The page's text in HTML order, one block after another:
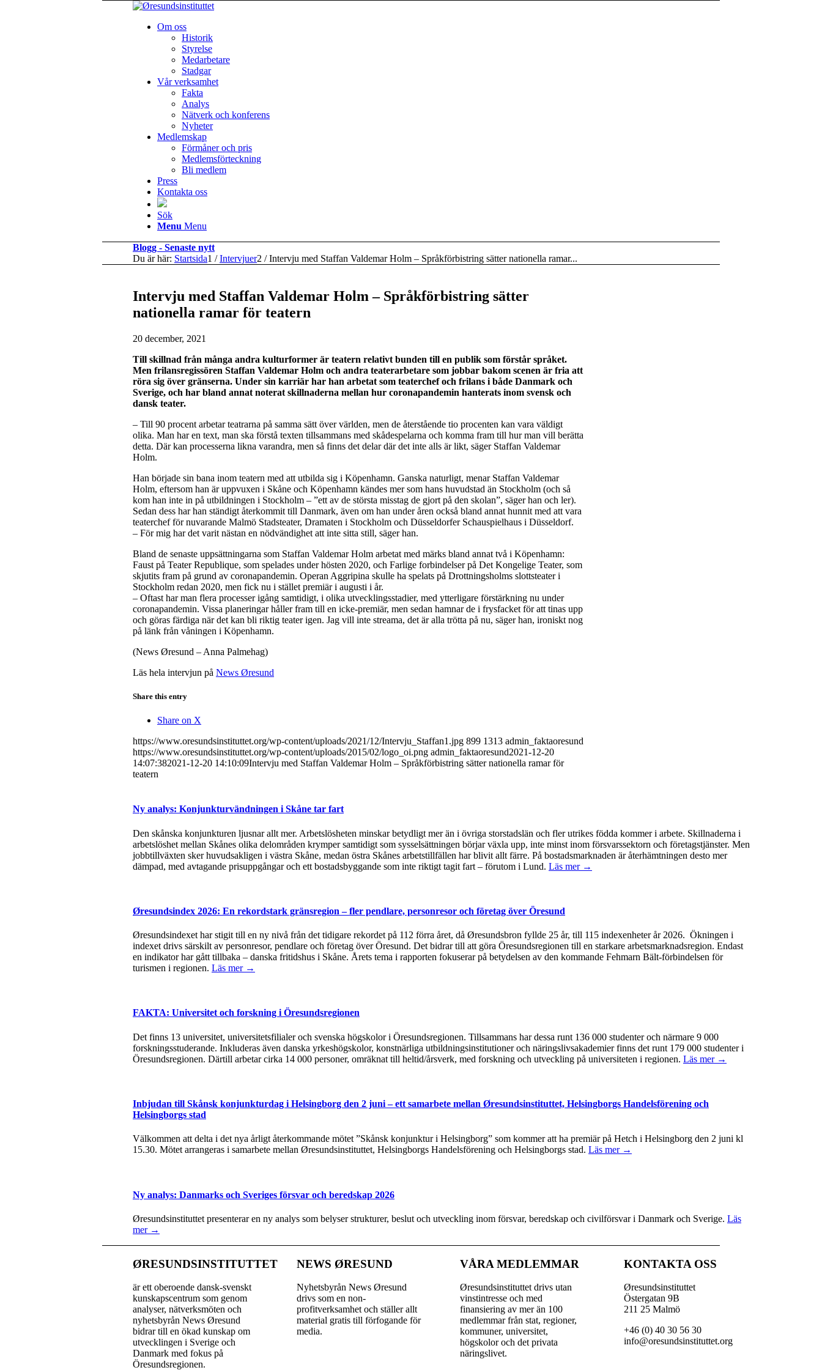
Om oss
Historik
Styrelse
Medarbetare
Stadgar
Vår verksamhet
Fakta
Analys
Nätverk och konferens
Nyheter
Medlemskap
Förmåner och pris
Medlemsförteckning
Bli medlem
Press
Kontakta oss
Sök
Menu Menu
Blogg - Senaste nytt
Du är här: Startsida1 / Intervjuer2 / Intervju med Staffan Valdemar Holm – Språkförbistring sätter nationella ramar...
Intervju med Staffan Valdemar Holm – Språkförbistring sätter
nationella ramar för teatern
20 december, 2021
Till skillnad från många andra kulturformer är teatern relativt bunden till en publik som förstår språket.
Men frilansregissören Staffan Valdemar Holm och andra teaterarbetare som jobbar bakom scenen är fria att
röra sig över gränserna. Under sin karriär har han arbetat som teaterchef och frilans i både Danmark och
Sverige, och har bland annat noterat skillnaderna mellan hur coronapandemin hanterats inom svensk och
dansk teater.
– Till 90 procent arbetar teatrarna på samma sätt över världen, men de återstående tio procenten kan vara väldigt
olika. Man har en text, man ska förstå texten tillsammans med skådespelarna och komma fram till hur man vill berätta
detta. Där kan processerna likna varandra, men så finns det delar där det inte alls är likt, säger Staffan Valdemar
Holm.
Han började sin bana inom teatern med att utbilda sig i Köpenhamn. Ganska naturligt, menar Staffan Valdemar
Holm, eftersom han är uppvuxen i Skåne och Köpenhamn kändes mer som hans huvudstad än Stockholm (och så
kom han inte in på utbildningen i Stockholm – ”ett av de största misstag de gjort på den skolan”, säger han och ler).
Sedan dess har han ständigt återkommit till Danmark, även om han under åren också bland annat hunnit med att vara
teaterchef för nuvarande Malmö Stadsteater, Dramaten i Stockholm och Düsseldorfer Schauspielhaus i Düsseldorf.
– För mig har det varit nästan en nödvändighet att inte sitta still, säger han.
Bland de senaste uppsättningarna som Staffan Valdemar Holm arbetat med märks bland annat två i Köpenhamn:
Faust på Teater Republique, som spelades under hösten 2020, och Farlige forbindelser på Det Kongelige Teater, som
skjutits fram på grund av coronapandemin. Operan Aggripina skulle ha spelats på Drottningsholms slottsteater i
Stockholm redan 2020, men fick nu i stället premiär i augusti i år.
– Oftast har man flera processer igång samtidigt, i olika utvecklingsstadier, med ytterligare förstärkning nu under
coronapandemin. Vissa planeringar håller fram till en icke-premiär, men sedan hamnar de i frysfacket för att tinas upp
och göras färdiga när det kan bli riktig teater igen. Jag vill inte streama, det är alla trötta på nu, säger han, ironiskt nog
på länk från våningen i Köpenhamn.
(News Øresund – Anna Palmehag)
Läs hela intervjun på News Øresund
Share this entry
Share on X
https://www.oresundsinstituttet.org/wp-content/uploads/2021/12/Intervju_Staffan1.jpg 899 1313 admin_faktaoresund
https://www.oresundsinstituttet.org/wp-content/uploads/2015/02/logo_oi.png admin_faktaoresund2021-12-20
14:07:382021-12-20 14:10:09Intervju med Staffan Valdemar Holm – Språkförbistring sätter nationella ramar för
teatern
Ny analys: Konjunkturvändningen i Skåne tar fart
Den skånska konjunkturen ljusnar allt mer. Arbetslösheten minskar betydligt mer än i övriga storstadslän och fler utrikes födda kommer i arbete. Skillnaderna i
arbetslöshet mellan Skånes olika delområden krymper samtidigt som sysselsättningen börjar växla upp, inte minst inom försvarssektorn och företagstjänster. Men
jobbtillväxten sker huvudsakligen i västra Skåne, medan östra Skånes arbetstillfällen har blivit allt färre. På bostadsmarknaden är återhämtningen desto mer
dämpad, med avtagande prisuppgångar och ett bostadsbyggande som inte riktigt tagit fart – förutom i Lund. Läs mer →
Øresundsindex 2026: En rekordstark gränsregion – fler pendlare, personresor och företag över Öresund
Øresundsindexet har stigit till en ny nivå från det tidigare rekordet på 112 förra året, då Øresundsbron fyllde 25 år, till 115 indexenheter år 2026. Ökningen i
indexet drivs särskilt av personresor, pendlare och företag över Öresund. Det bidrar till att göra Öresundsregionen till en starkare arbetsmarknadsregion. Endast
en indikator har gått tillbaka – danska fritidshus i Skåne. Årets tema i rapporten fokuserar på betydelsen av den kommande Fehmarn Bält-förbindelsen för
turismen i regionen. Läs mer →
FAKTA: Universitet och forskning i Öresundsregionen
Det finns 13 universitet, universitetsfilialer och svenska högskolor i Öresundsregionen. Tillsammans har dessa runt 136 000 studenter och närmare 9 000
forskningsstuderande. Inkluderas även danska yrkeshögskolor, konstnärliga utbildningsinstitutioner och näringslivsakademier finns det runt 179 000 studenter i
Öresundsregionen. Därtill arbetar cirka 14 000 personer, omräknat till heltid/årsverk, med forskning och utveckling på universiteten i regionen. Läs mer →
Inbjudan till Skånsk konjunkturdag i Helsingborg den 2 juni – ett samarbete mellan Øresundsinstituttet, Helsingborgs Handelsförening och
Helsingborgs stad
Välkommen att delta i det nya årligt återkommande mötet ”Skånsk konjunktur i Helsingborg” som kommer att ha premiär på Hetch i Helsingborg den 2 juni kl
15.30. Mötet arrangeras i samarbete mellan Øresundsinstituttet, Helsingborgs Handelsförening och Helsingborgs stad. Läs mer →
Ny analys: Danmarks och Sveriges försvar och beredskap 2026
Øresundsinstituttet presenterar en ny analys som belyser strukturer, beslut och utveckling inom försvar, beredskap och civilförsvar i Danmark och Sverige. Läs
mer →
ØRESUNDSINSTITUTTET
är ett oberoende dansk-svenskt
kunskapscentrum som genom
analyser, nätverksmöten och
nyhetsbyrån News Øresund
bidrar till en ökad kunskap om
utvecklingen i Sverige och
Danmark med fokus på
Öresundsregionen.
NEWS ØRESUND
Nyhetsbyrån News Øresund
drivs som en non-
profitverksamhet och ställer allt
material gratis till förfogande för
media.
VÅRA MEDLEMMAR
Øresundsinstituttet drivs utan
vinst­intresse och med
finansiering av mer än 100
medlemmar från stat, regioner,
kommuner, universitet,
högskolor och det privata
näringslivet.
KONTAKTA OSS
Øresundsinstituttet
Östergatan 9B
211 25 Malmö
+46 (0) 40 30 56 30
info@oresundsinstituttet.org